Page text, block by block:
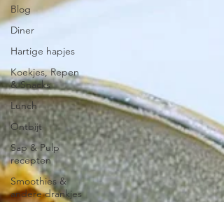
Blog
Diner
Hartige hapjes
Koekjes, Repen
& Snacks
Lunch
Ontbijt
Sap & Pulp
recepten
Smoothies &
andere drankjes